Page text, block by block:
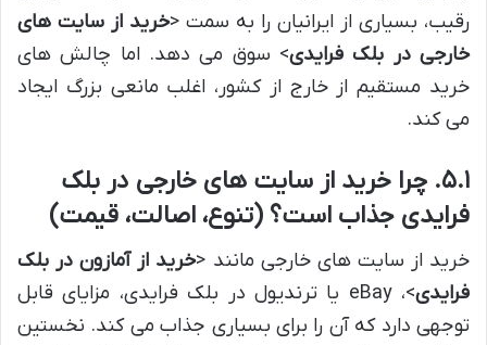
رقیب، بسیاری از ایرانیان را به سمت <خرید از سایت های
خارجی در بلک فرایدی> سوق می دهد. اما چالش های
خرید مستقیم از خارج از کشور، اغلب مانعی بزرگ ایجاد
می کند.
۵.۱. چرا خرید از سایت های خارجی در بلک
فرایدی جذاب است؟ (تنوع، اصالت، قیمت)
خرید از سایت های خارجی مانند <خرید از آمازون در بلک
فرایدی
>، eBay یا ترندیول در بلک فرایدی، مزایای قابل
توجهی دارد که آن را برای بسیاری جذاب می کند. نخستین